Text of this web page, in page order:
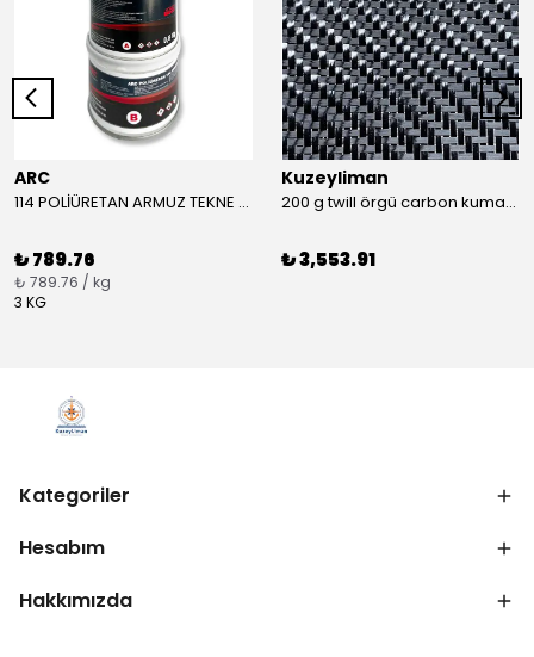
ARC
114 POLİÜRETAN ARMUZ TEKNE MACUNU TAKIM (BEYAZ)
₺ 789.76
₺ 789.76 / kg
3 KG
Kuzeyliman
200 g twill örgü carbon kumaş m2
₺ 3,553.91
Kategoriler
Hesabım
Hakkımızda